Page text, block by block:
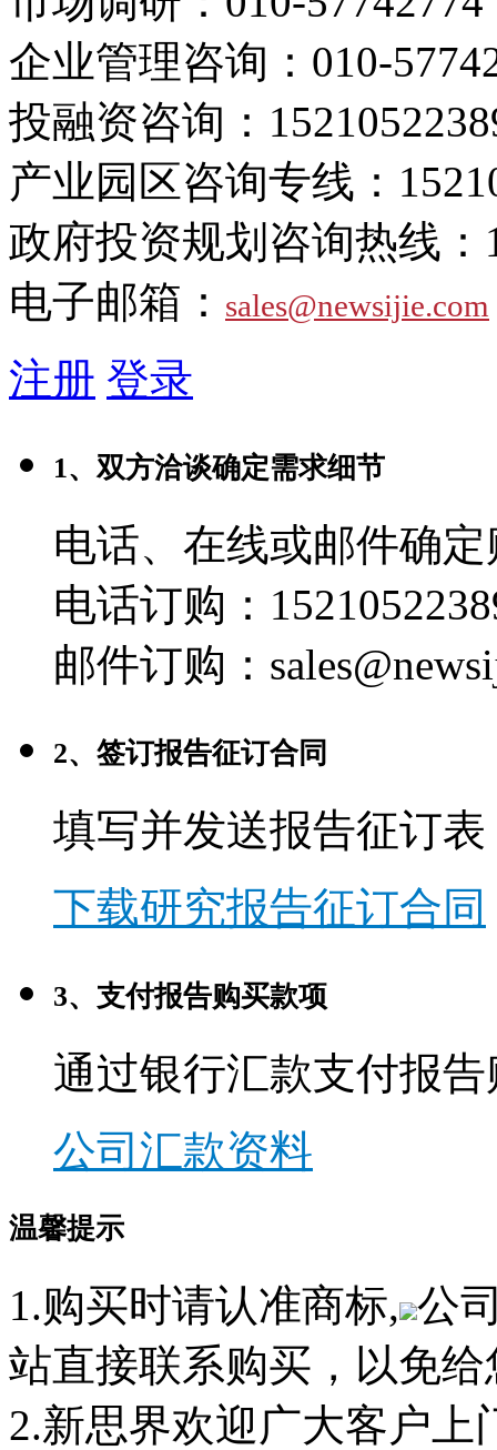
企业管理咨询： 010-
投融资咨询：
产业园区咨询专线：
政府投资规划咨询热线：
电子邮箱： sales@newsijie.com
注册 登录
1、双方洽谈确定需求细节
电话、在线或邮件确
电话订购：
邮件订购：
2、签订报告征订合同
填写并发送报告征订表
下载研究报告征订合同
3、支付报告购买款项
通过银行汇款支付报
公司汇款资料
温馨提示
1.购买时请认准商标, 公
站直接联系购买，以免
2.新思界欢迎广大客户